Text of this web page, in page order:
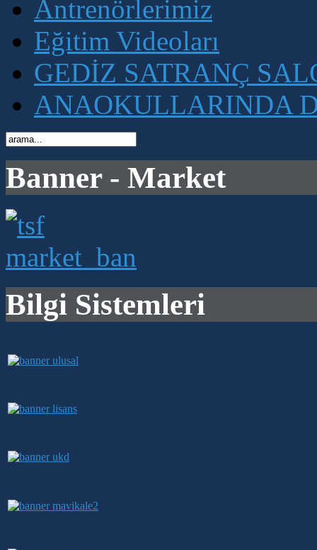
Antrenörlerimiz
Eğitim Videoları
GEDİZ SATRANÇ
ANAOKULLARINDA
Banner - Market
Bilgi Sistemleri